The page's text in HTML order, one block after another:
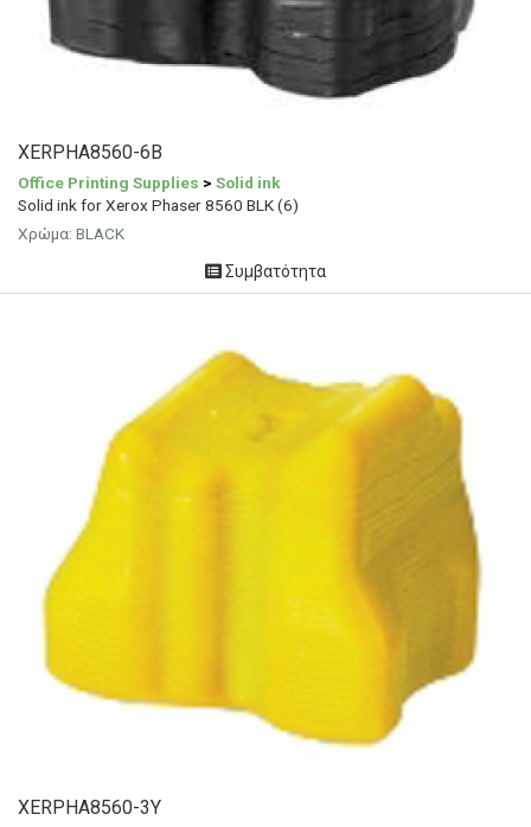
XERPHA8560-6B
Office Printing Supplies > Solid ink
Solid ink for Xerox Phaser 8560 BLK (6)
Χρώμα: BLACK
Συμβατότητα
XERPHA8560-3Y